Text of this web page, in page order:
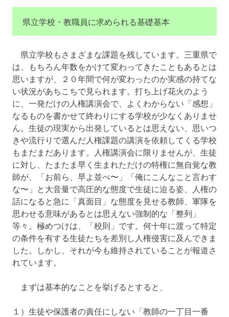
県立学校・教職員に求められる基礎基本
県立学校もさまざまな課題を残しています。三重県で
は、もちろん年数をかけて変わってきたこともあるとは
思いますが、２０年間で何が変わったのか実感の持てな
い状況があちこちで見られます。打ち上げ花火のよう
に、一発だけの人権講演会で、よくわからない「感想」
なるものを書かせて終わりにする学校が少なくありませ
ん。生徒の現実から出発しているとは思えない、思いつ
きや流行りで選んだ人権課題の講演を依頼してくる学校
もまだまだあります。人権講演会に限りませんが、生徒
に対し、たまたま早く生まれただけの特権に無自覚な教
師が、「お前ら、早よ並べ〜」「俺にこんなこと言わす
な〜」と大音量で高圧的な態度で生徒に迫る姿、人権の
話になると急に「真面目」な態度を見せる教師、軍隊を
思わせる意味があるとは思えない強制的な「整列」
等々。極めつけは、「校則」です。何十年に渡って特定
の条件を有する生徒たちを差別し人権侵害に及んできま
した。しかし、それが今も維持されていることが報道さ
れています。
まずは基本的なことを挙げるとすると、
１）生徒や保護者の責任にしない「教師の一丁目一番